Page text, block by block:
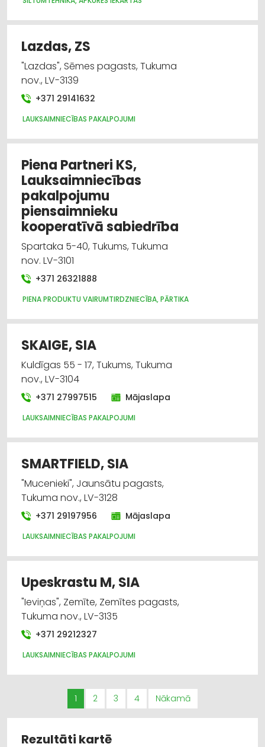
Lazdas, ZS
"Lazdas", Sēmes pagasts, Tukuma
nov., LV-3139
+371 29141632
LAUKSAIMNIECĪBAS PAKALPOJUMI
Piena Partneri KS,
Lauksaimniecības
pakalpojumu
piensaimnieku
kooperatīvā sabiedrība
Spartaka 5-40, Tukums, Tukuma
nov. LV-3101
+371 26321888
PIENA PRODUKTU VAIRUMTIRDZNIECĪBA, PĀRTIKA
SKAIGE, SIA
Kuldīgas 55 - 17, Tukums, Tukuma
nov., LV-3104
+371 27997515 Mājaslapa
LAUKSAIMNIECĪBAS PAKALPOJUMI
SMARTFIELD, SIA
"Mucenieki", Jaunsātu pagasts,
Tukuma nov., LV-3128
+371 29197956 Mājaslapa
LAUKSAIMNIECĪBAS PAKALPOJUMI
Upeskrastu M, SIA
"Ieviņas", Zemīte, Zemītes pagasts,
Tukuma nov., LV-3135
+371 29212327
LAUKSAIMNIECĪBAS PAKALPOJUMI
1 2 3 4 Nākamā
Rezultāti kartē